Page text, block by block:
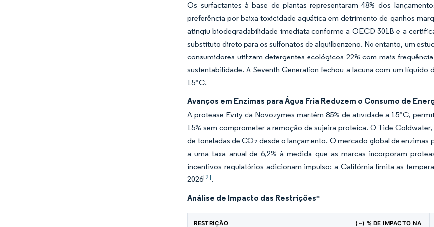
Os surfactantes à base de plantas representaram 48% dos
preferência por baixa toxicidade aquática em detrimento de ganhos
atingiu biodegradabilidade imediata conforme a OECD 301B e a
substituto direto para os sulfonatos de alquilbenzeno. No entanto, um
consumidores utilizam detergentes ecológicos 22% com mais
sustentabilidade. A Seventh Generation fechou a lacuna com um
15°C.
Avanços em Enzimas para Água Fria Reduzem o Consumo de
A protease Evity da Novozymes mantém 85% de atividade a 15°C,
15% sem comprometer a remoção de sujeira proteica. O Tide
de toneladas de CO₂ desde o lançamento. O mercado global de enzimas
a uma taxa anual de 6,2% à medida que as marcas incorporam
incentivos regulatórios adicionam impulso: a Califórnia limita as
2026[2].
Análise de Impacto das Restrições*
RESTRIÇÃO
(~) % DE IMPACTO NA